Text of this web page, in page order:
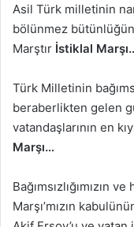
Asil Türk milletinin
bölünmez
Marştır İstiklal
Türk Milletinin
beraberlikten gelen
vatandaşlarının en
Marşı…
Bağımsızlığımızın
Marşı’mızın